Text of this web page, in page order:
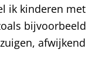
ik kinderen met
bijvoorbeeld
afwijkend